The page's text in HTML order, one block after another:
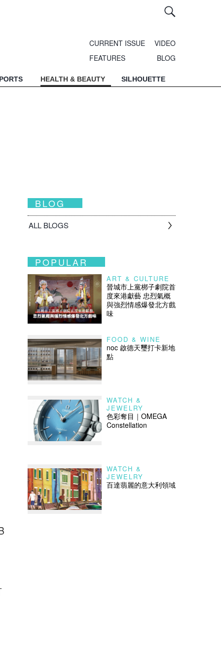
CURRENT ISSUE
VIDEO
FEATURES
BLOG
HEALTH & BEAUTY SILHOUETTE
BLOG
ALL BLOGS
POPULAR
ART & CULTURE
晉城市上黨梆子劇院首
度來港獻藝 忠烈氣概
與強烈情感爆發北方戲
味
FOOD & WINE
noc 啟德天璽打卡新地
點
WATCH &
JEWELRY
色彩奪目｜OMEGA
Constellation
WATCH &
JEWELRY
百達翡麗的意大利領域